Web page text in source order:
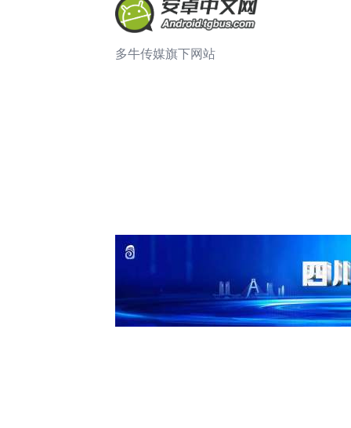
多牛传媒旗下网站